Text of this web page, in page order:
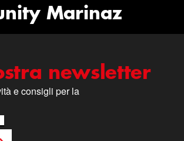
Marinaz
newsletter
e consigli per la